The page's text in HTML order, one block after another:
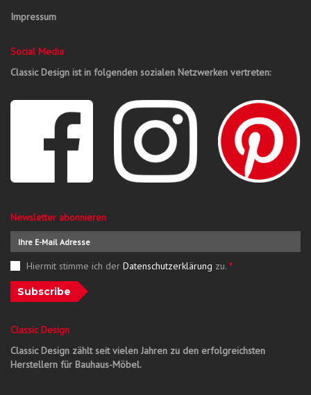
Impressum
Social Media
Classic Design ist in folgenden sozialen Netzwerken vertreten:
Newsletter abonnieren
Hiermit stimme ich der Datenschutzerklärung zu. *
Subscribe
Classic Design
Classic Design zählt seit vielen Jahren zu den erfolgreichsten
Herstellern für Bauhaus-Möbel.